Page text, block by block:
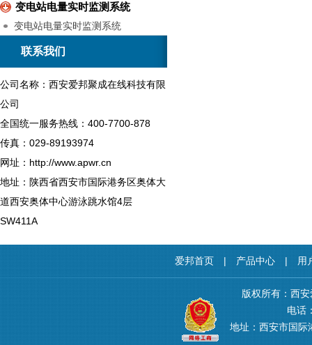
变电站电量实时监测系统
变电站电量实时监测系统
联系我们
公司名称：西安爱邦聚成在线科技有限
公司
全国统一服务热线：400-7700-878
传真：029-89193974
网址：http://www.apwr.cn
地址：陕西省西安市国际港务区奥体大
道西安奥体中心游泳跳水馆4层
SW411A
爱邦首页 | 产品中心 | 用
版权所有：西
电话
地址：西安市国际